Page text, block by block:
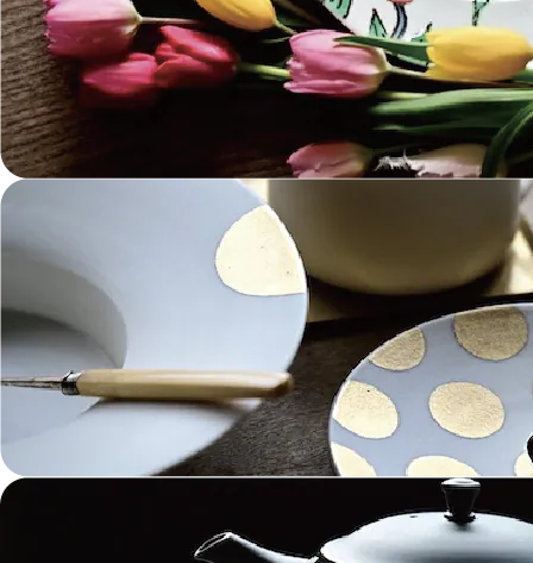
漆器 Lacquerware
木工 Woodwork
ガラス Glass
革 Leather
香 Insence
その他工芸 e.t.c
《ブランド》Brands
東屋 Azmaya
能作 Nosaku
畑漆器 HATA SHIKKI